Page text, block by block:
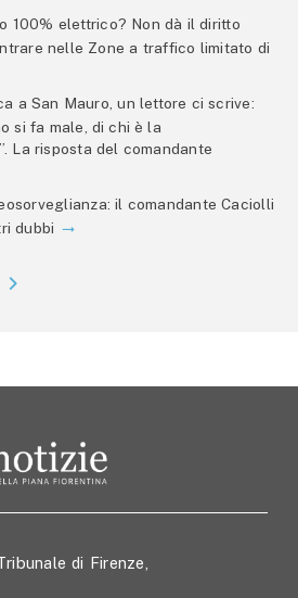
100% elettrico? Non dà il diritto
nelle Zone a traffico limitato di
a San Mauro, un lettore ci scrive:
si fa male, di chi è la
La risposta del comandante
il comandante Caciolli
dubbi
di Firenze,